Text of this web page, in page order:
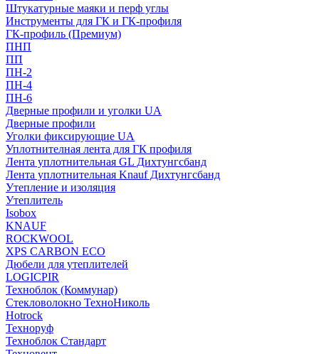
Штукатурные маяки и перф углы
Инструменты для ГК и ГК-профиля
ГК-профиль (Премиум)
ПНП
ПП
ПН-2
ПН-4
ПН-6
Дверные профили и уголки UA
Дверные профили
Уголки фиксирующие UA
Уплотнителная лента для ГК профиля
Лента уплотнительная GL Дихтунгсбанд
Лента уплотнительная Knauf Дихтунгсбанд
Утепление и изоляция
Утеплитель
Isobox
KNAUF
ROCKWOOL
XPS CARBON ECO
Дюбели для утеплителей
LOGICPIR
Техноблок (Коммунар)
Стекловолокно ТехноНиколь
Hotrock
Технoруф
Техноблок Стандарт